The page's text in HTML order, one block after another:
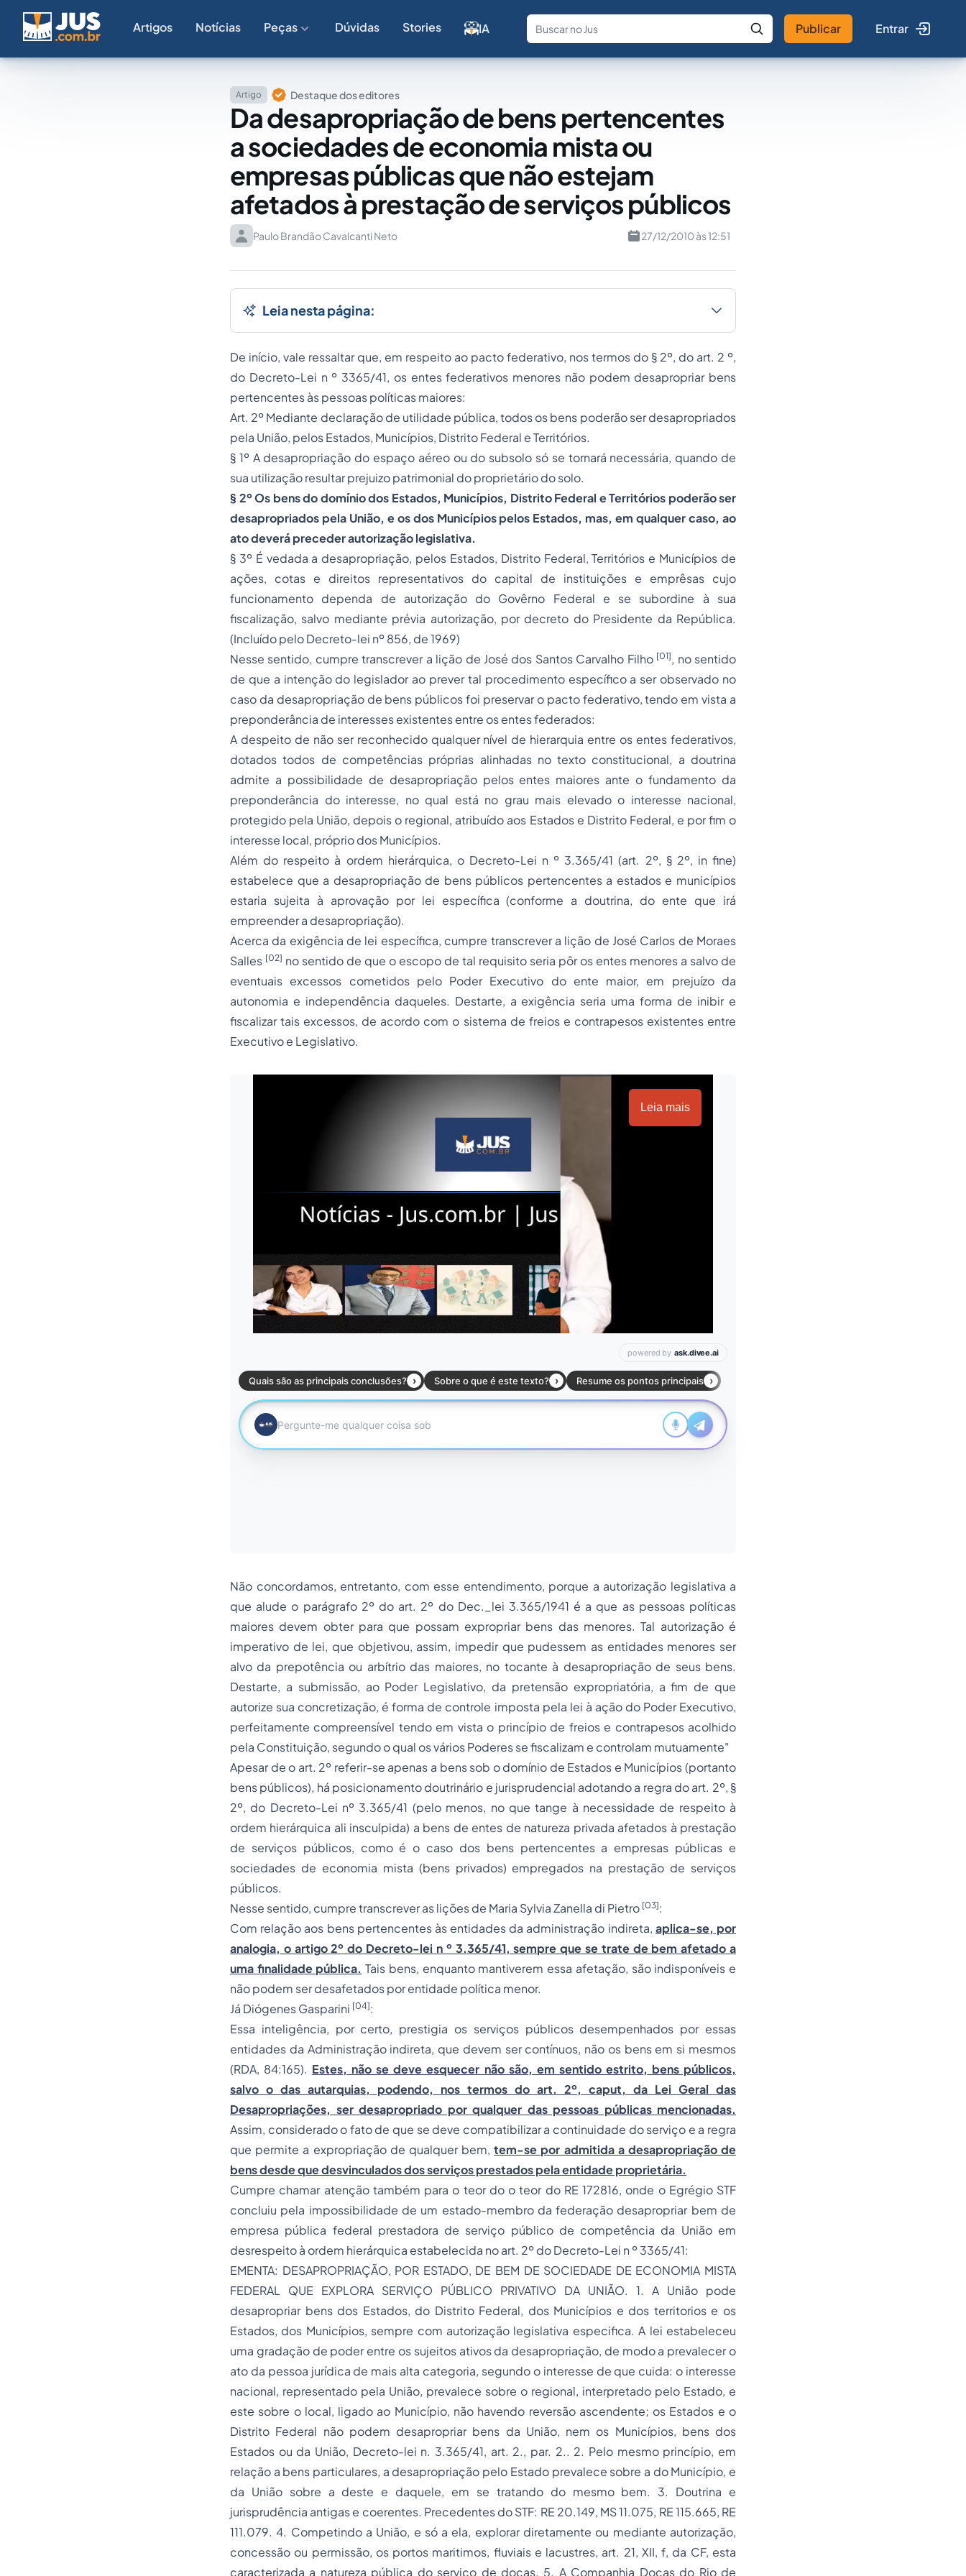
Artigos Notícias Peças Dúvidas Stories IA
Fale com a IA Buscar no Jus
Publicar Entrar
Artigo Destaque dos editores
Da desapropriação de bens pertencentes
a sociedades de economia mista ou
empresas públicas que não estejam
afetados à prestação de serviços públicos
Paulo Brandão Cavalcanti Neto 27/12/2010 às 12:51
Leia nesta página:
De início, vale ressaltar que, em respeito ao pacto federativo, nos termos do § 2º, do art. 2 º,
do Decreto-Lei n º 3365/41, os entes federativos menores não podem desapropriar bens
pertencentes às pessoas políticas maiores:
Art. 2º Mediante declaração de utilidade pública, todos os bens poderão ser desapropriados
pela União, pelos Estados, Municípios, Distrito Federal e Territórios.
§ 1º A desapropriação do espaço aéreo ou do subsolo só se tornará necessária, quando de
sua utilização resultar prejuizo patrimonial do proprietário do solo.
§ 2º Os bens do domínio dos Estados, Municípios, Distrito Federal e Territórios poderão ser
desapropriados pela União, e os dos Municípios pelos Estados, mas, em qualquer caso, ao
ato deverá preceder autorização legislativa.
§ 3º É vedada a desapropriação, pelos Estados, Distrito Federal, Territórios e Municípios de
ações, cotas e direitos representativos do capital de instituições e emprêsas cujo
funcionamento dependa de autorização do Govêrno Federal e se subordine à sua
fiscalização, salvo mediante prévia autorização, por decreto do Presidente da República.
(Incluído pelo Decreto-lei nº 856, de 1969)
Nesse sentido, cumpre transcrever a lição de José dos Santos Carvalho Filho [01], no sentido
de que a intenção do legislador ao prever tal procedimento específico a ser observado no
caso da desapropriação de bens públicosfoi preservar o pacto federativo, tendo em vista a
preponderância de interesses existentes entre os entes federados:
A despeito de não ser reconhecido qualquer nível de hierarquia entre os entes federativos,
dotados todos de competências próprias alinhadas no texto constitucional, a doutrina
admite a possibilidade de desapropriação pelos entes maiores ante o fundamento da
preponderância do interesse, no qual está no grau mais elevado o interesse nacional,
protegido pela União, depois o regional, atribuído aos Estados e Distrito Federal, e por fim o
interesse local, próprio dos Municípios.
Além do respeito à ordem hierárquica, o Decreto-Lei n º 3.365/41 (art. 2º, § 2º, in fine)
estabelece que a desapropriação de bens públicos pertencentes a estados e municípios
estaria sujeita à aprovação por lei específica (conforme a doutrina, do ente que irá
empreender a desapropriação).
Acerca da exigência de lei específica, cumpre transcrever a lição de José Carlos de Moraes
Salles [02] no sentido de que o escopo de tal requisito seria pôr os entes menores a salvo de
eventuais excessos cometidos pelo Poder Executivo do ente maior, em prejuízo da
autonomia e independência daqueles. Destarte, a exigência seria uma forma de inibir e
fiscalizar tais excessos, de acordo com o sistema de freios e contrapesos existentes entre
Executivo e Legislativo.
Leia mais
Não concordamos, entretanto, com esse entendimento, porque a autorização legislativa a
que alude o parágrafo 2º do art. 2º do Dec._lei 3.365/1941 é a que as pessoas políticas
maiores devem obter para que possam expropriar bens das menores. Tal autorização é
imperativo de lei, que objetivou, assim, impedir que pudessem as entidades menores ser
alvo da prepotência ou arbítrio das maiores, no tocante à desapropriação de seus bens.
Destarte, a submissão, ao Poder Legislativo, da pretensão expropriatória, a fim de que
autorize sua concretização, é forma de controle imposta pela lei à ação do Poder Executivo,
perfeitamente compreensível tendo em vista o princípio de freios e contrapesos acolhido
pela Constituição, segundo o qual os vários Poderes se fiscalizam e controlam mutuamente"
Apesar de o art. 2º referir-se apenas a bens sob o domínio de Estados e Municípios (portanto
bens públicos), há posicionamento doutrinário e jurisprudencial adotando a regra do art. 2º, §
2º, do Decreto-Lei nº 3.365/41 (pelo menos, no que tange à necessidade de respeito à
ordem hierárquica ali insculpida) a bens de entes de natureza privada afetados à prestação
de serviços públicos, como é o caso dos bens pertencentes a empresas públicas e
sociedades de economia mista (bens privados) empregados na prestação de serviços
públicos.
Nesse sentido, cumpre transcrever as lições de Maria Sylvia Zanella di Pietro [03]:
Com relação aos bens pertencentes às entidades da administração indireta, aplica-se, por
analogia, o artigo 2º do Decreto-lei n º 3.365/41, sempre que se trate de bem afetado a
uma finalidade pública. Tais bens, enquanto mantiverem essa afetação, são indisponíveis e
não podem ser desafetados por entidade política menor.
Já Diógenes Gasparini [04]:
Essa inteligência, por certo, prestigia os serviços públicos desempenhados por essas
entidades da Administração indireta, que devem ser contínuos, não os bens em si mesmos
(RDA, 84:165). Estes, não se deve esquecer não são, em sentido estrito, bens públicos,
salvo o das autarquias, podendo, nos termos do art. 2º, caput, da Lei Geral das
Desapropriações, ser desapropriado por qualquer das pessoas públicas mencionadas.
Assim, considerado o fato de que se deve compatibilizar a continuidade do serviço e a regra
que permite a expropriação de qualquer bem,tem-se por admitida a desapropriação de
bens desde que desvinculados dos serviços prestados pela entidade proprietária.
Cumpre chamar atenção também para o teor do o teor do RE 172816, onde o Egrégio STF
concluiu pela impossibilidade de um estado-membro da federação desapropriar bem de
empresa pública federal prestadora de serviço público de competência da União em
desrespeito à ordem hierárquica estabelecida no art. 2º do Decreto-Lei n º 3365/41:
EMENTA: DESAPROPRIAÇÃO, POR ESTADO, DE BEM DE SOCIEDADE DE ECONOMIA MISTA
FEDERAL QUE EXPLORA SERVIÇO PÚBLICO PRIVATIVO DA UNIÃO. 1. A União pode
desapropriar bens dos Estados, do Distrito Federal, dos Municípios e dos territorios e os
Estados, dos Municípios, sempre com autorização legislativa especifica. A lei estabeleceu
uma gradação de poder entre os sujeitos ativos da desapropriação, de modo a prevalecer o
ato da pessoa jurídica de mais alta categoria, segundo o interesse de que cuida: o interesse
nacional, representado pela União, prevalece sobre o regional, interpretado pelo Estado, e
este sobre o local, ligado ao Município, não havendo reversão ascendente; os Estados e o
Distrito Federal não podem desapropriar bens da União, nem os Municípios, bens dos
Estados ou da União, Decreto-lei n. 3.365/41, art. 2., par. 2.. 2. Pelo mesmo princípio, em
relação a bens particulares, a desapropriação pelo Estado prevalece sobre a do Município, e
da União sobre a deste e daquele, em se tratando do mesmo bem. 3. Doutrina e
jurisprudência antigas e coerentes. Precedentes do STF: RE 20.149, MS 11.075, RE 115.665, RE
111.079. 4. Competindo a União, e só a ela, explorar diretamente ou mediante autorização,
concessão ou permissão, os portos maritimos, fluviais e lacustres, art. 21, XII, f, da CF, esta
caracterizada a natureza pública do serviço de docas. 5. A Companhia Docas do Rio de